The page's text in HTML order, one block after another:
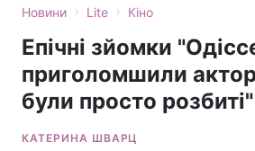
Новини › Lite › Кіно
Епічні зйомки
приголомшили
були просто розбиті"
КАТЕРИНА ШВАРЦ